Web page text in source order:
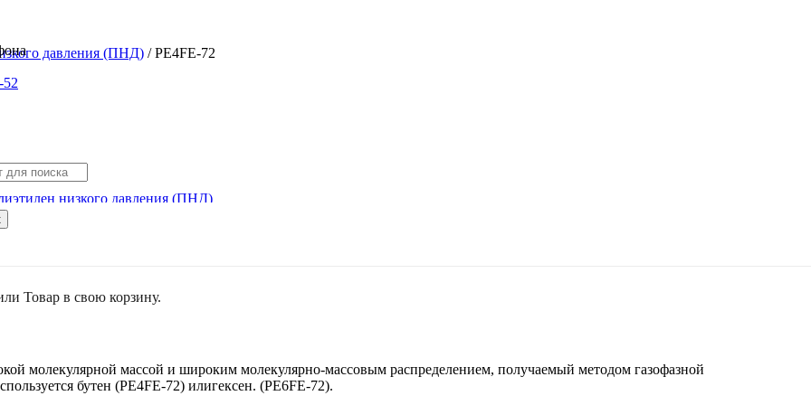
52
Товар в свою корзину.
давления (ПНД) / РЕ4FE-72
низкого давления (ПНД)
молекулярной массой и широким молекулярно-массовым распределением, получаемый методом газофазной
бутен (PE4FE-72) илигексен. (PE6FE-72).